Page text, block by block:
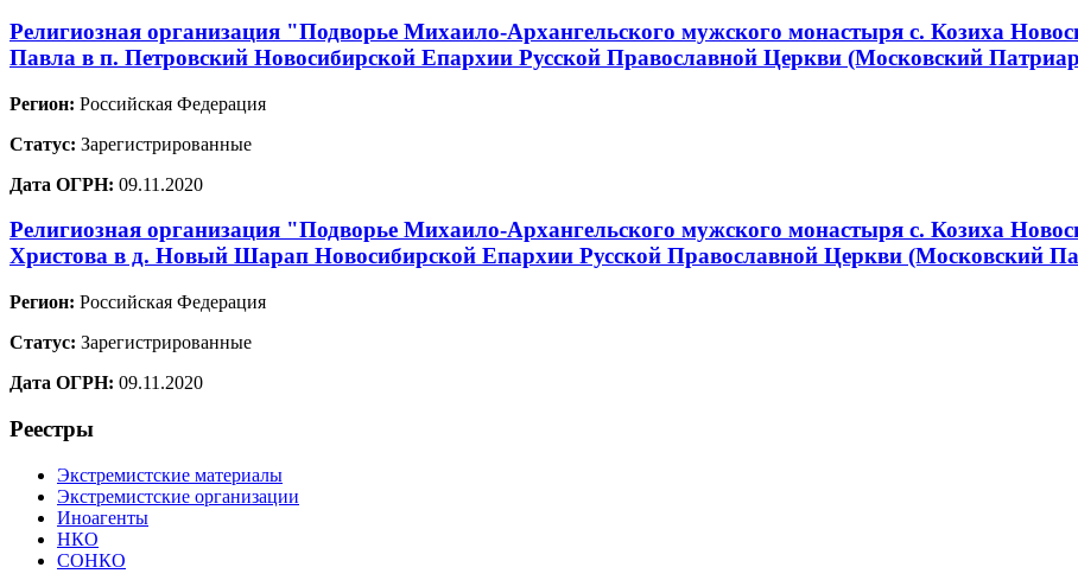
Религиозная организация "Подворье Михаило-Архангельского мужского монастыря с. Козиха
Павла в п. Петровский Новосибирской Епархии Русской Православной Церкви (Московский
Регион: Российская Федерация
Статус: Зарегистрированные
Дата ОГРН: 09.11.2020
Религиозная организация "Подворье Михаило-Архангельского мужского монастыря с. Козиха
Христова в д. Новый Шарап Новосибирской Епархии Русской Православной Церкви (Московский
Регион: Российская Федерация
Статус: Зарегистрированные
Дата ОГРН: 09.11.2020
Реестры
Экстремистские материалы
Экстремистские организации
Иноагенты
НКО
СОНКО